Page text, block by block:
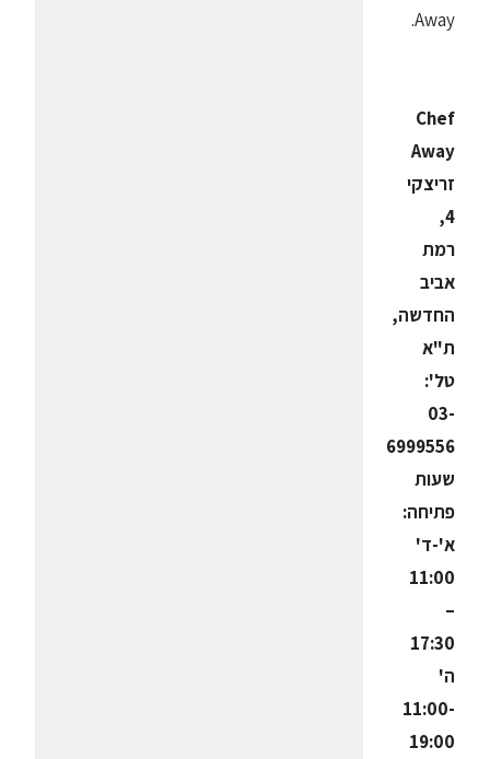
Away‏.
Chef
Away
זריצקי
4,
רמת
אביב
החדשה,
ת"א
טל':
03-
6999556
שעות
פתיחה:
א'-ד'
11:00
–‏
17:30
ה'
11:00-
19:00